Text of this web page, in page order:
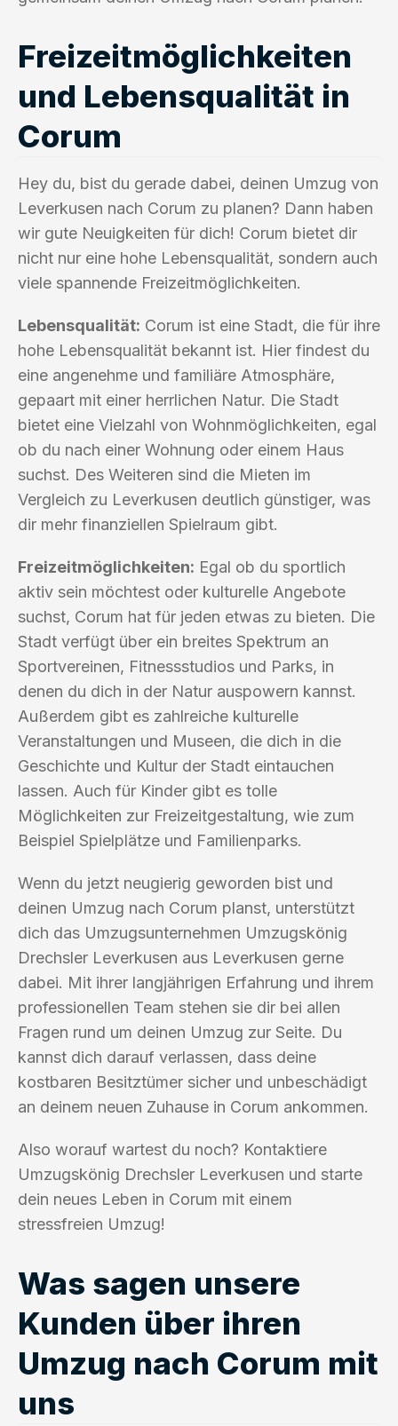
Freizeitmöglichkeiten
und Lebensqualität in
Corum
Hey du, bist du gerade dabei, deinen Umzug von
Leverkusen nach Corum zu planen? Dann haben
wir gute Neuigkeiten für dich! Corum bietet dir
nicht nur eine hohe Lebensqualität, sondern auch
viele spannende Freizeitmöglichkeiten.
Lebensqualität: Corum ist eine Stadt, die für ihre
hohe Lebensqualität bekannt ist. Hier findest du
eine angenehme und familiäre Atmosphäre,
gepaart mit einer herrlichen Natur. Die Stadt
bietet eine Vielzahl von Wohnmöglichkeiten, egal
ob du nach einer Wohnung oder einem Haus
suchst. Des Weiteren sind die Mieten im
Vergleich zu Leverkusen deutlich günstiger, was
dir mehr finanziellen Spielraum gibt.
Freizeitmöglichkeiten: Egal ob du sportlich
aktiv sein möchtest oder kulturelle Angebote
suchst, Corum hat für jeden etwas zu bieten. Die
Stadt verfügt über ein breites Spektrum an
Sportvereinen, Fitnessstudios und Parks, in
denen du dich in der Natur auspowern kannst.
Außerdem gibt es zahlreiche kulturelle
Veranstaltungen und Museen, die dich in die
Geschichte und Kultur der Stadt eintauchen
lassen. Auch für Kinder gibt es tolle
Möglichkeiten zur Freizeitgestaltung, wie zum
Beispiel Spielplätze und Familienparks.
Wenn du jetzt neugierig geworden bist und
deinen Umzug nach Corum planst, unterstützt
dich das Umzugsunternehmen Umzugskönig
Drechsler Leverkusen aus Leverkusen gerne
dabei. Mit ihrer langjährigen Erfahrung und ihrem
professionellen Team stehen sie dir bei allen
Fragen rund um deinen Umzug zur Seite. Du
kannst dich darauf verlassen, dass deine
kostbaren Besitztümer sicher und unbeschädigt
an deinem neuen Zuhause in Corum ankommen.
Also worauf wartest du noch? Kontaktiere
Umzugskönig Drechsler Leverkusen und starte
dein neues Leben in Corum mit einem
stressfreien Umzug!
Was sagen unsere
Kunden über ihren
Umzug nach Corum mit
uns